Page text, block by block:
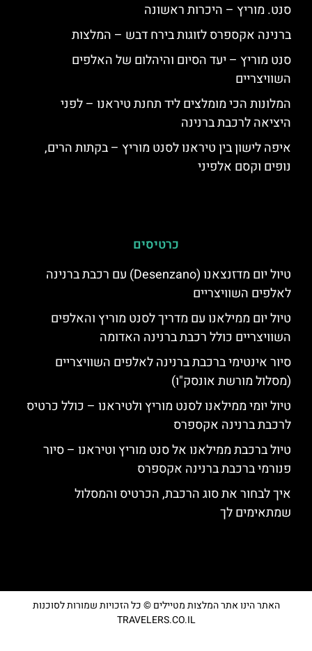
סנט. מוריץ – היכרות ראשונה
ברנינה אקספרס לזוגות בירח דבש – המלצות
סנט מוריץ – יעד הסיום והיהלום של האלפים
השוויצריים
המלונות הכי מומלצים ליד תחנת טיראנו – לפני
היציאה לרכבת ברנינה
איפה לישון בין טיראנו לסנט מוריץ – בקתות הרים,
נופים וקסם אלפיני
כרטיסים
טיול יום מדזנצאנו (Desenzano) עם רכבת ברנינה
לאלפים השוויצריים
טיול יום ממילאנו עם מדריך לסנט מוריץ והאלפים
השוויצריים כולל רכבת ברנינה האדומה
סיור אינטימי ברכבת ברנינה לאלפים השוויצריים
(מסלול מורשת אונסק"ו)
טיול יומי ממילאנו לסנט מוריץ ולטיראנו – כולל כרטיס
לרכבת ברנינה אקספרס
טיול ברכבת ממילאנו אל סנט מוריץ וטיראנו – סיור
פנורמי ברכבת ברנינה אקספרס
איך לבחור את סוג הרכבת, הכרטיס והמסלול
שמתאימים לך
האתר הינו אתר המלצות מטיילים © כל הזכויות שמורות לסוכנות
TRAVELERS.CO.IL